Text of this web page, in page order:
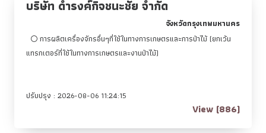
บริษัท ดำรงค์กิจชนะชัย จำกัด
จังหวัดกรุงเทพมหานคร
การผลิตเครื่องจักรอื่นๆที่ใช้ในทางการเกษตรและการป่าไม้ (ยกเว้น
แทรกเตอร์ที่ใช้ในทางการเกษตรและงานป่าไม้)
ปรับปรุง : 2026-08-06 11:24:15
View (886)